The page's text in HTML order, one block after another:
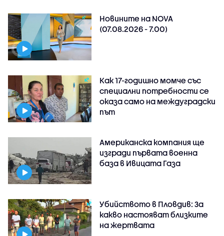
Новините на NOVA
(07.08.2026 - 7.00)
Как 17-годишно момче със
специални потребности се
оказа само на междуградски
път
Американска компания ще
изгради първата военна
база в Ивицата Газа
Убийството в Пловдив: За
какво настояват близките
на жертвата